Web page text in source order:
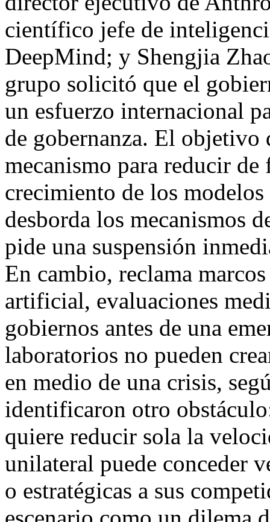
científico jefe de
DeepMind; y Shengjia
grupo solicitó que el
un esfuerzo internacional
de gobernanza. El objetivo
mecanismo para reducir
crecimiento de los
desborda los mecanismos
pide una suspensión
En cambio, reclama
artificial, evaluaciones
gobiernos antes de una
laboratorios no pueden
en medio de una crisis,
identificaron otro
quiere reducir sola la
unilateral puede conceder
o estratégicas a sus